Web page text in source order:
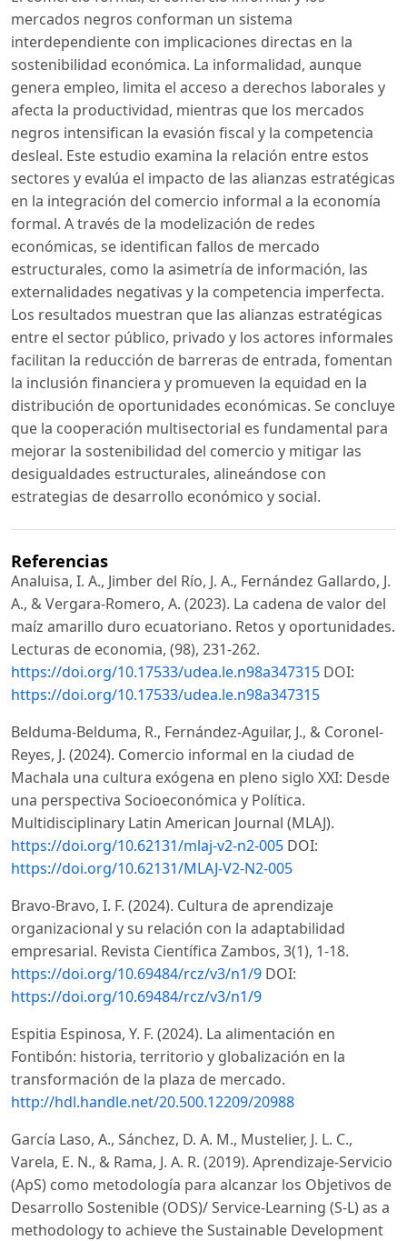
mercados negros conforman un sistema
interdependiente con implicaciones directas en la
sostenibilidad económica. La informalidad, aunque
genera empleo, limita el acceso a derechos laborales y
afecta la productividad, mientras que los mercados
negros intensifican la evasión fiscal y la competencia
desleal. Este estudio examina la relación entre estos
sectores y evalúa el impacto de las alianzas estratégicas
en la integración del comercio informal a la economía
formal. A través de la modelización de redes
económicas, se identifican fallos de mercado
estructurales, como la asimetría de información, las
externalidades negativas y la competencia imperfecta.
Los resultados muestran que las alianzas estratégicas
entre el sector público, privado y los actores informales
facilitan la reducción de barreras de entrada, fomentan
la inclusión financiera y promueven la equidad en la
distribución de oportunidades económicas. Se concluye
que la cooperación multisectorial es fundamental para
mejorar la sostenibilidad del comercio y mitigar las
desigualdades estructurales, alineándose con
estrategias de desarrollo económico y social.
Referencias
Analuisa, I. A., Jimber del Río, J. A., Fernández Gallardo, J.
A., & Vergara-Romero, A. (2023). La cadena de valor del
maíz amarillo duro ecuatoriano. Retos y oportunidades.
Lecturas de economia, (98), 231-262.
https://doi.org/10.17533/udea.le.n98a347315 DOI:
https://doi.org/10.17533/udea.le.n98a347315
Belduma-Belduma, R., Fernández-Aguilar, J., & Coronel-
Reyes, J. (2024). Comercio informal en la ciudad de
Machala una cultura exógena en pleno siglo XXI: Desde
una perspectiva Socioeconómica y Política.
Multidisciplinary Latin American Journal (MLAJ).
https://doi.org/10.62131/mlaj-v2-n2-005 DOI:
https://doi.org/10.62131/MLAJ-V2-N2-005
Bravo-Bravo, I. F. (2024). Cultura de aprendizaje
organizacional y su relación con la adaptabilidad
empresarial. Revista Científica Zambos, 3(1), 1-18.
https://doi.org/10.69484/rcz/v3/n1/9 DOI:
https://doi.org/10.69484/rcz/v3/n1/9
Espitia Espinosa, Y. F. (2024). La alimentación en
Fontibón: historia, territorio y globalización en la
transformación de la plaza de mercado.
http://hdl.handle.net/20.500.12209/20988
García Laso, A., Sánchez, D. A. M., Mustelier, J. L. C.,
Varela, E. N., & Rama, J. A. R. (2019). Aprendizaje-Servicio
(ApS) como metodología para alcanzar los Objetivos de
Desarrollo Sostenible (ODS)/ Service-Learning (S-L) as a
methodology to achieve the Sustainable Development